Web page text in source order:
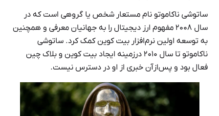
ساتوشی ناکاموتو نام مستعار شخص یا گروهی است که در
سال ۲۰۰۸ مفهوم ارز دیجیتال را به جهانیان معرفی و همچنین
به توسعه اولین نرم‌افزار بیت کوین کمک کرد. ساتوشی
ناکاموتو تا سال ۲۰۱۰ درزمینه ایجاد بیت کوین و بلاک چین
فعال بود و پس‌ازآن خبری از او در دسترس نیست.